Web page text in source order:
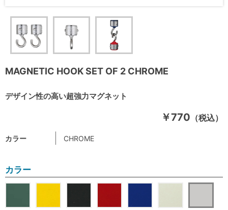
MAGNETIC HOOK SET OF 2 CHROME
デザイン性の高い超強力マグネット
￥770 （税込）
カラー CHROME
カラー